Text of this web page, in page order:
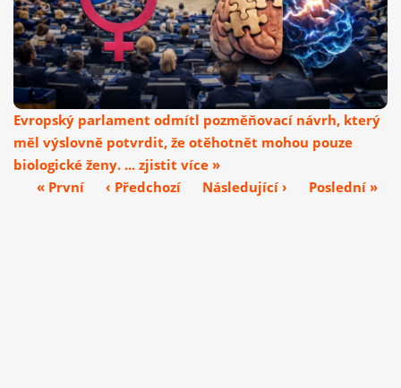
Evropský parlament odmítl pozměňovací návrh, který
měl výslovně potvrdit, že otěhotnět mohou pouze
biologické ženy. ... zjistit více »
« První
‹ Předchozí Následující › Poslední »